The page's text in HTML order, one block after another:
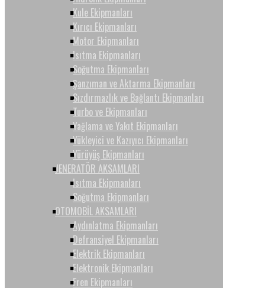
Kule Ekipmanları
Kırıcı Ekipmanları
Motor Ekipmanları
Isıtma Ekipmanları
Soğutma Ekipmanları
Şanzıman ve Aktarma Ekipmanları
Sızdırmazlık ve Bağlantı Ekipmanları
Turbo ve Ekipmanları
Yağlama ve Yakıt Ekipmanları
Yükleyici ve Kazıyıcı Ekipmanları
Yürüyüş Ekipmanları
JENERATÖR AKSAMLARI
Isıtma Ekipmanları
Soğutma Ekipmanları
OTOMOBİL AKSAMLARI
Aydınlatma Ekipmanları
Defransiyel Ekipmanları
Elektrik Ekipmanları
Elektronik Ekipmanları
Fren Ekipmanları